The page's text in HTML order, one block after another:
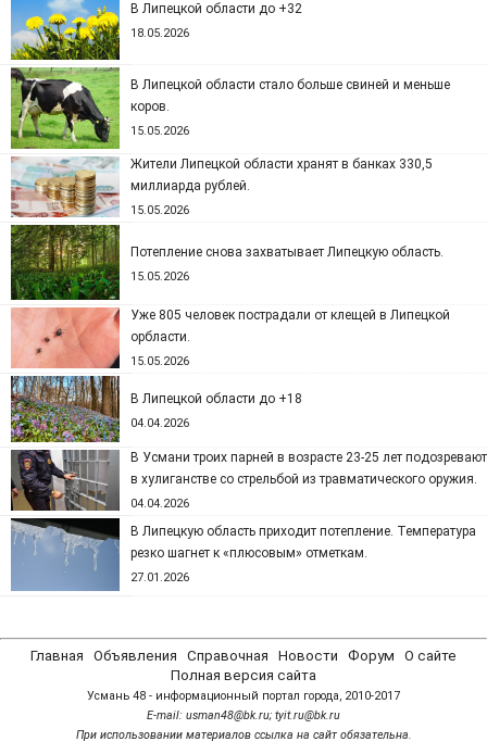
В Липецкой области до +32
18.05.2026
В Липецкой области стало больше свиней и меньше
коров.
15.05.2026
Жители Липецкой области хранят в банках 330,5
миллиарда рублей.
15.05.2026
Потепление снова захватывает Липецкую область.
15.05.2026
Уже 805 человек пострадали от клещей в Липецкой
орбласти.
15.05.2026
В Липецкой области до +18
04.04.2026
В Усмани троих парней в возрасте 23-25 лет подозревают
в хулиганстве со стрельбой из травматического оружия.
04.04.2026
В Липецкую область приходит потепление. Температура
резко шагнет к «плюсовым» отметкам.
27.01.2026
Главная Объявления Справочная Новости Форум
О сайте
Полная версия сайта
Усмань 48 - информационный портал города, 2010-2017
Е-mail: usman48@bk.ru; tyit.ru@bk.ru
При использовании материалов ссылка на сайт обязательна.